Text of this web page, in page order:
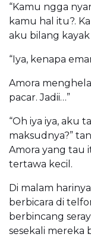
“Kamu ngga
kamu hal itu?.
aku bilang kayak
“Iya, kenapa
Amora
pacar. Jadii…”
“Oh iya iya, aku
maksudnya?”
Amora yang tau
tertawa kecil.
Di malam
berbicara di
berbincang
sesekali mereka